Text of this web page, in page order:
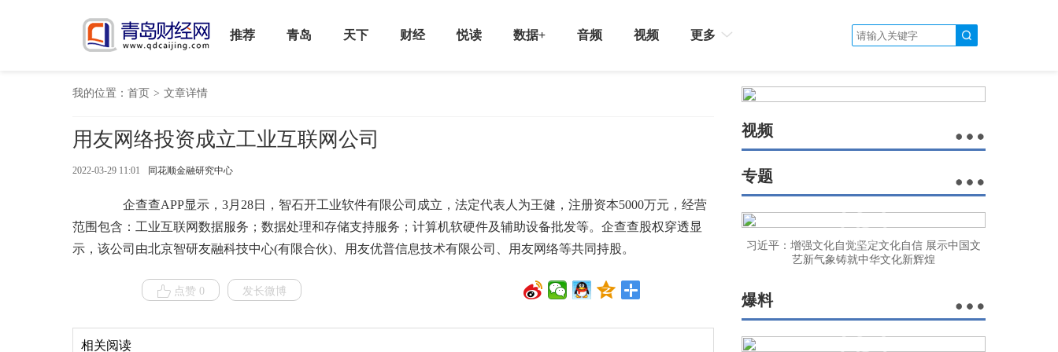
推荐 青岛 天下 财经 悦读 数据+ 音频 视频 更多
我的位置： 首页 > 文章详情
用友网络投资成立工业互联网公司
2022-03-29 11:01 同花顺金融研究中心
企查查APP显示，3月28日，智石开工业软件有限公司成立，法定代表人为王健，注册资本5000万元，经营
范围包含：工业互联网数据服务；数据处理和存储支持服务；计算机软硬件及辅助设备批发等。企查查股权穿透显
示，该公司由北京智研友融科技中心(有限合伙)、用友优普信息技术有限公司、用友网络等共同持股。
点赞 0 发长微博
相关阅读
视频
专题
习近平：增强文化自觉坚定文化自信 展示中国文
艺新气象铸就中华文化新辉煌
爆料